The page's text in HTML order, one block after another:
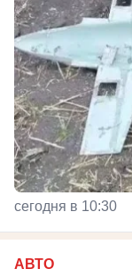
сегодня в 10:30
АВТО